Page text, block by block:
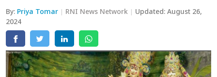
वेब स्टोरी
By: Priya Tomar RNI News Network Updated:August 26,
2024
अयोध्या
अलीगढ़
मथुरा
मेरठ